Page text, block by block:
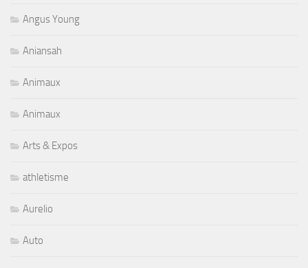
Angus Young
Aniansah
Animaux
Animaux
Arts & Expos
athletisme
Aurelio
Auto